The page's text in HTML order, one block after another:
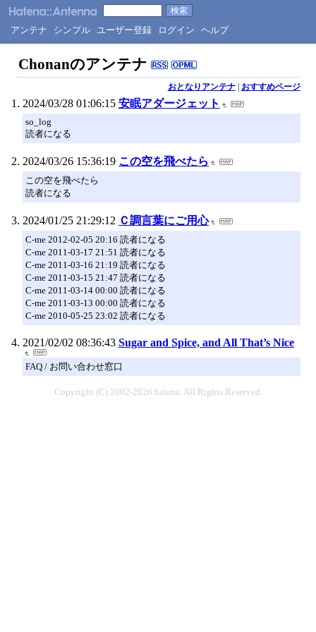
アンテナ シンプル ユーザー登録 ログイン ヘルプ
Chonanのアンテナ
おとなりアンテナ| おすすめページ
2024/03/28 01:06:15 安眠アダージェット
so_log
読者になる
2024/03/26 15:36:19 この空を飛べたら
この空を飛べたら
読者になる
2024/01/25 21:29:12 Ｃ調言葉にご用心
C-me 2012-02-05 20:16 読者になる
C-me 2011-03-17 21:51 読者になる
C-me 2011-03-16 21:19 読者になる
C-me 2011-03-15 21:47 読者になる
C-me 2011-03-14 00:00 読者になる
C-me 2011-03-13 00:00 読者になる
C-me 2010-05-25 23:02 読者になる
2021/02/02 08:36:43 Sugar and Spice, and All That’s Nice
FAQ / お問い合わせ窓口
Copyright (C) 2002-2026 hatena. All Rights Reserved.